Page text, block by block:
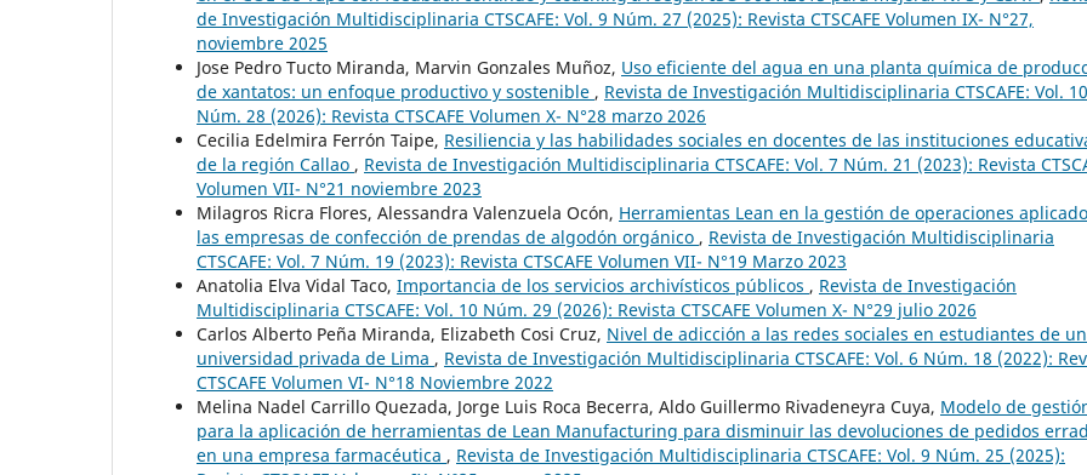
de Investigación Multidisciplinaria CTSCAFE: Vol. 9 Núm. 27 (2025): Revista CTSCAFE Volumen IX- N°27,
noviembre 2025
Jose Pedro Tucto Miranda, Marvin Gonzales Muñoz, Uso eficiente del agua en una planta química de
de xantatos: un enfoque productivo y sostenible , Revista de Investigación Multidisciplinaria CTSCAFE: Vol. 10
Núm. 28 (2026): Revista CTSCAFE Volumen X- N°28 marzo 2026
Cecilia Edelmira Ferrón Taipe, Resiliencia y las habilidades sociales en docentes de las instituciones
de la región Callao , Revista de Investigación Multidisciplinaria CTSCAFE: Vol. 7 Núm. 21 (2023): Revista
Volumen VII- N°21 noviembre 2023
Milagros Ricra Flores, Alessandra Valenzuela Ocón, Herramientas Lean en la gestión de operaciones
las empresas de confección de prendas de algodón orgánico , Revista de Investigación Multidisciplinaria
CTSCAFE: Vol. 7 Núm. 19 (2023): Revista CTSCAFE Volumen VII- N°19 Marzo 2023
Anatolia Elva Vidal Taco, Importancia de los servicios archivísticos públicos , Revista de Investigación
Multidisciplinaria CTSCAFE: Vol. 10 Núm. 29 (2026): Revista CTSCAFE Volumen X- N°29 julio 2026
Carlos Alberto Peña Miranda, Elizabeth Cosi Cruz, Nivel de adicción a las redes sociales en estudiantes de
universidad privada de Lima , Revista de Investigación Multidisciplinaria CTSCAFE: Vol. 6 Núm. 18 (2022):
CTSCAFE Volumen VI- N°18 Noviembre 2022
Melina Nadel Carrillo Quezada, Jorge Luis Roca Becerra, Aldo Guillermo Rivadeneyra Cuya, Modelo de
para la aplicación de herramientas de Lean Manufacturing para disminuir las devoluciones de pedidos
en una empresa farmacéutica , Revista de Investigación Multidisciplinaria CTSCAFE: Vol. 9 Núm. 25 (2025):